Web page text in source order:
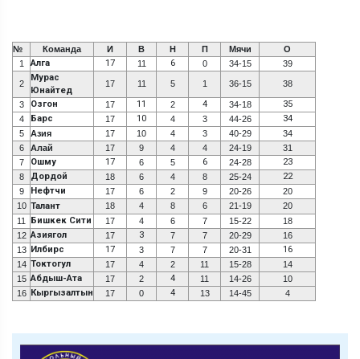
№ Команда И В Н П Мячи
О
1
Алга 17 11 6 0 34-15 39
2
Мурас
Юнайтед
17 11 5 1 36-15 38
3 Озгон 17 11 2 4 34-18 35
4 Барс 17 10 4 3 44-26 34
5 Азия 17 10 4 3 40-29
34
6
Алай 17 9 4 4 24-19
31
7
Ошму 17 6 5 6 24-28 23
8 Дордой 18 6 4 8 25-24 22
9 Нефтчи 17 6 2 9 20-26
20
10 Талант 18 4 8 6 21-19
20
11
Бишкек Сити 17 4 6 7 15-22
18
12 Азиягол 17 3 7 7 20-29
16
13 Илбирс 17 3 7 7 20-31 16
14 Токтогул 17 4 2 11 15-28
14
15 Абдыш-Ата 17 2 4 11 14-26
10
16 Кыргызалтын 17 0 4 13 14-45 4